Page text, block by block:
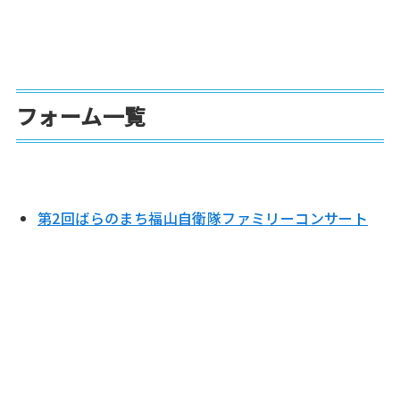
フォーム一覧
第2回ばらのまち福山自衛隊ファミリーコンサート